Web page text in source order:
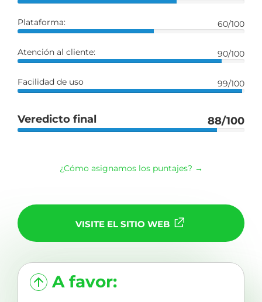
A favor:
Plataforma: 60/100
Atención al cliente: 90/100
Facilidad de uso 99/100
Veredicto final 88/100
¿Cómo asignamos los puntajes? →
VISITE EL SITIO WEB